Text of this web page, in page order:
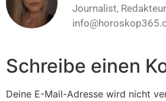
Journalist,
Schreibe einen
Deine E-Mail-Adresse wird nicht